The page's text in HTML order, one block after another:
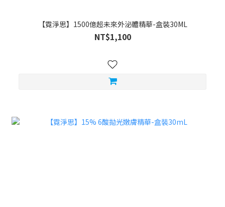
【霓淨思】1500億超未來外泌體精華-盒裝30ML
NT$1,100